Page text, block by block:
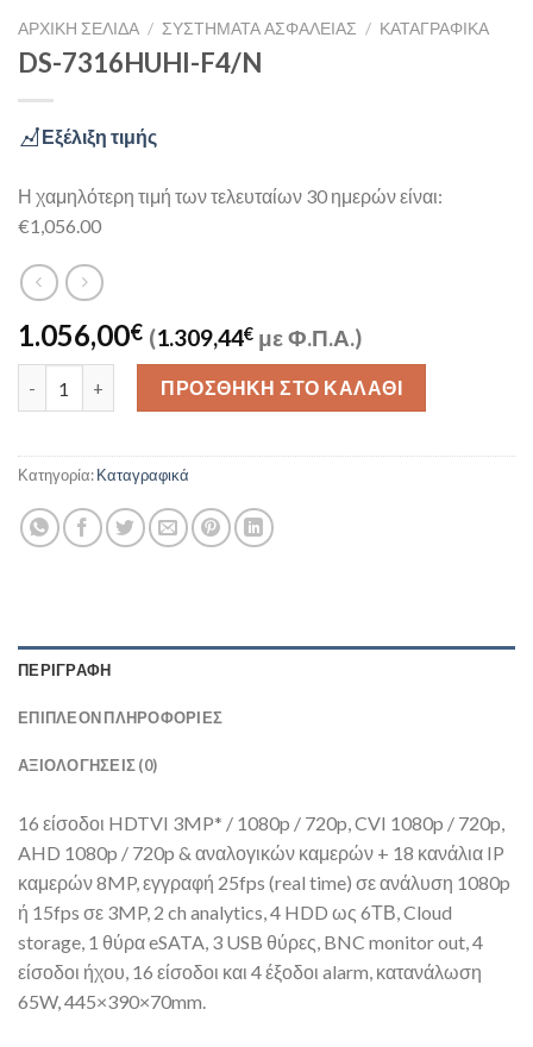
ΑΡΧΙΚΉ ΣΕΛΊΔΑ / ΣΥΣΤΉΜΑΤΑ ΑΣΦΑΛΕΊΑΣ / ΚΑΤΑΓΡΑΦΙΚΆ
DS-7316HUHI-F4/N
Εξέλιξη τιμής
Η χαμηλότερη τιμή των τελευταίων 30 ημερών είναι:
€1,056.00
1.056,00€ (1.309,44€ με Φ.Π.Α.)
DS-7316HUHI-F4/N ποσότηταΠΡΟΣΘΉΚΗ ΣΤΟ ΚΑΛΆΘΙ
Κατηγορία:Καταγραφικά
ΠΕΡΙΓΡΑΦΉ
ΕΠΙΠΛΈΟΝ ΠΛΗΡΟΦΟΡΊΕΣ
ΑΞΙΟΛΟΓΉΣΕΙΣ (0)
16 είσοδοι HDTVI 3MP* / 1080p / 720p, CVI 1080p / 720p,
AHD 1080p / 720p & αναλογικών καμερών + 18 κανάλια IP
καμερών 8MP, εγγραφή 25fps (real time) σε ανάλυση 1080p
ή 15fps σε 3MP, 2 ch analytics, 4 HDD ως 6ΤΒ, Cloud
storage, 1 θύρα eSATA, 3 USB θύρες, BNC monitor out, 4
είσοδοι ήχου, 16 είσοδοι και 4 έξοδοι alarm, κατανάλωση
65W, 445×390×70mm.